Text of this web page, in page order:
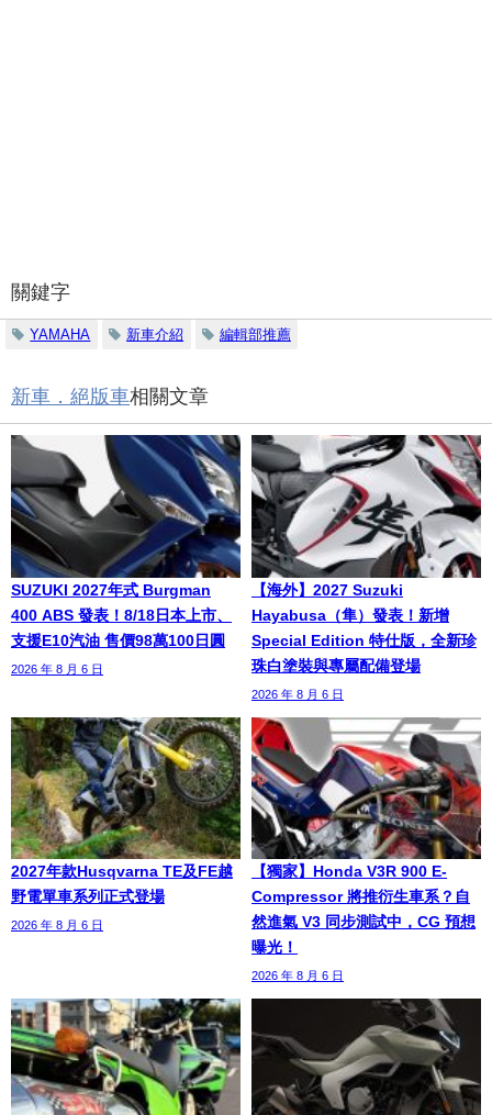
關鍵字
YAMAHA 新車介紹 編輯部推薦
新車．絕版車相關文章
SUZUKI 2027年式 Burgman
400 ABS 發表！8/18日本上市、
支援E10汽油 售價98萬100日圓
2026 年 8 月 6 日
【海外】2027 Suzuki
Hayabusa（隼）發表！新增
Special Edition 特仕版，全新珍
珠白塗裝與專屬配備登場
2026 年 8 月 6 日
2027年款Husqvarna TE及FE越
野電單車系列正式登場
2026 年 8 月 6 日
【獨家】Honda V3R 900 E-
Compressor 將推衍生車系？自
然進氣 V3 同步測試中，CG 預想
曝光！
2026 年 8 月 6 日